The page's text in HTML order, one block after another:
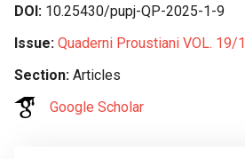
DOI 10.25430/pupj-QP-2025-1-9
Issue Quaderni Proustiani VOL. 19/1
Section Articles
Google Scholar